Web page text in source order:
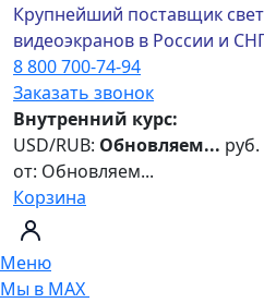
Крупнейший поставщик
видеоэкранов в России и
8 800 700-74-94
Заказать звонок
Внутренний курс:
USD/RUB: Обновляем... руб.
от: Обновляем...
Корзина
Меню
Мы в MAX